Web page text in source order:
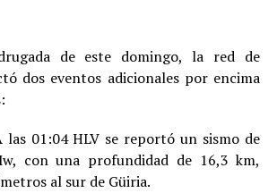
de este domingo, la red de
dos eventos adicionales por encima
las 01:04 HLV se reportó un sismo de
con una profundidad de 16,3 km,
al sur de Güiria.